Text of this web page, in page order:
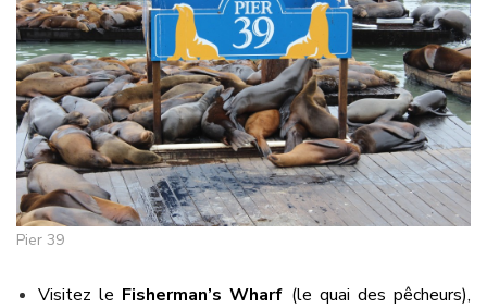
Pier 39
Visitez le Fisherman’s Wharf (le quai des pêcheurs),